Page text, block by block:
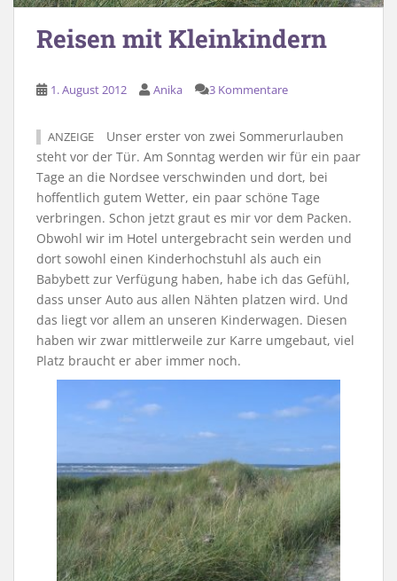
Reisen mit Kleinkindern
1. August 2012 Anika 3 Kommentare
ANZEIGE
Unser erster von zwei Sommerurlauben
steht vor der Tür. Am Sonntag werden wir für ein paar
Tage an die Nordsee verschwinden und dort, bei
hoffentlich gutem Wetter, ein paar schöne Tage
verbringen. Schon jetzt graut es mir vor dem Packen.
Obwohl wir im Hotel untergebracht sein werden und
dort sowohl einen Kinderhochstuhl als auch ein
Babybett zur Verfügung haben, habe ich das Gefühl,
dass unser Auto aus allen Nähten platzen wird. Und
das liegt vor allem an unseren Kinderwagen. Diesen
haben wir zwar mittlerweile zur Karre umgebaut, viel
Platz braucht er aber immer noch.